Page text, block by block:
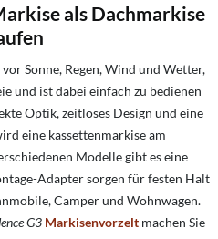
als Dachmarkise
Sonne, Regen, Wind und Wetter,
und ist dabei einfach zu bedienen
Optik, zeitloses Design und eine
eine kassettenmarkise am
Modelle gibt es eine
Adapter sorgen für festen Halt
Camper und Wohnwagen.
G3 Markisenvorzelt machen Sie